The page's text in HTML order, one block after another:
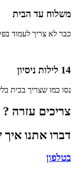
משלוח עד הבית
כבר לא צריך לעמוד
14 לילות ניסיון
נסו כמו שצריך בבית
צריכים עזרה ?
דברו אתנו
בטלפון